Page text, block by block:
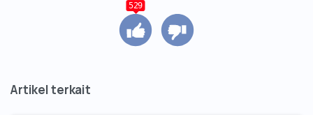
529